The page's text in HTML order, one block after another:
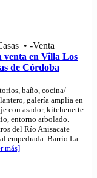
• -Venta
venta en Villa Los
de Córdoba
baño, cocina/
galería amplia en
con asador, kitchenette
entorno arbolado.
del Río Anisacate
empedrada. Barrio La
más]